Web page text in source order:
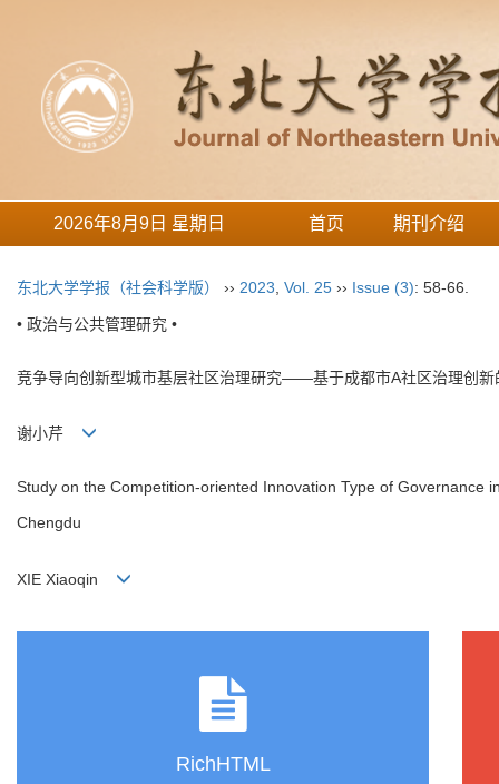
2026年8月9日 星期日 首页 期刊介绍
东北大学学报（社会科学版） ›› 2023 Vol. 25 ›› Issue (3): 58-66.
• 政治与公共管理研究 •
竞争导向创新型城市基层社区治理研究——基于成都市A社区治理创新
谢小芹
Study on the Competition-oriented Innovation Type of Governance
Chengdu
XIE Xiaoqin
RichHTML